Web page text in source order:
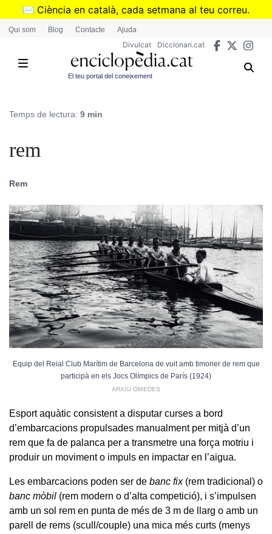
Vés
✉️ Ciència en català, cada setmana al teu correu.
➜Subscriu-te al butlletí de Divulcat
Qui som Blog Contacte Ajuda
Divulcat Diccionari.cat
El teu portal del coneixement
Temps de lectura: 9 min
rem
Rem
Equip del Reial Club Marítim de Barcelona de vuit amb timoner de rem que
participà en els Jocs Olímpics de París (1924)
ARXIU OMEDES
Esport aquàtic consistent a disputar curses a bord
d’embarcacions propulsades manualment per mitjà d’un
rem que fa de palanca per a transmetre una força motriu i
produir un moviment o impuls en impactar en l’aigua.
Les embarcacions poden ser de banc fix(rem tradicional) o
banc mòbil (rem modern o d’alta competició), i s’impulsen
amb un sol rem en punta de més de 3 m de llarg o amb un
parell de rems (scull/couple) una mica més curts (menys